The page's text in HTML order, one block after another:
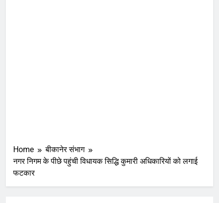
Home
बीकानेर संभाग
नगर निगम के पीछे पहुंची विधायक सिद्धि कुमारी अधिकारियों को लगाई
फटकार